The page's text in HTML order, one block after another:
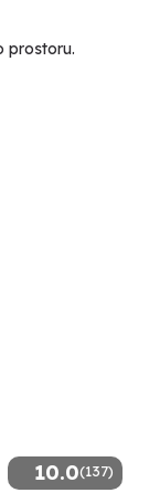
prostoru.
10.0(137)